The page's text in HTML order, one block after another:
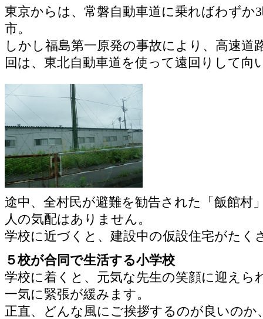
東京からは、常磐自動車道に乗ればわずか
市。
しかし福島第一原発の事故により、高速道
回は、東北自動車道を使って遠回りして向
途中、全村民が避難を勧告された「飯館村
人の気配はありません。
学校に近づくと、建設中の仮設住宅がたく
５校が合同で生活する小学校
学校に着くと、元気な先生の笑顔に迎えら
一気に緊張が緩みます。
正直、どんな風にご挨拶するのが良いのか